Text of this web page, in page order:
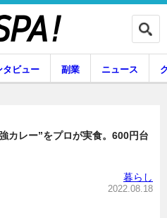
専門家インタビュー
タビュー 副業 ニュース
カレー”をプロが実食。600円台
暮らし
2022.08.18